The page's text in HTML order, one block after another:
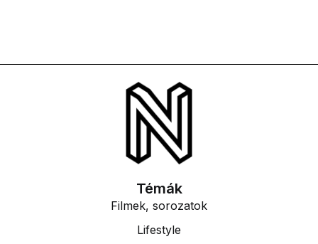
Témák
Filmek, sorozatok
Lifestyle